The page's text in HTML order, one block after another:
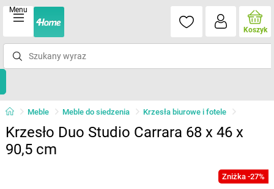
Menu
Koszyk
Meble Meble do siedzenia Krzesła biurowe i fotele
Krzesło Duo Studio Carrara 68 x 46 x
90,5 cm
Zniżka -27%